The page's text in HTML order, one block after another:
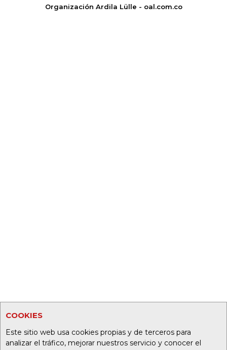
COOKIES
Este sitio web usa cookies propias y de terceros para
analizar el tráfico, mejorar nuestros servicio y conocer el
Organización Ardila Lülle - oal.com.co